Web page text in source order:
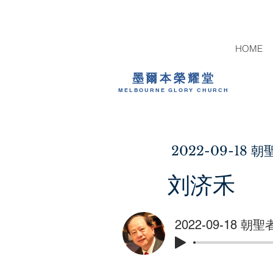
HOME
墨爾本榮耀堂
MELBOURNE GLORY CHURCH
2022-09-18 朝
刘济禾
2022-09-18 朝聖